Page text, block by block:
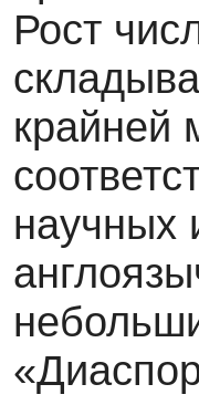
Рост
крайней
научных